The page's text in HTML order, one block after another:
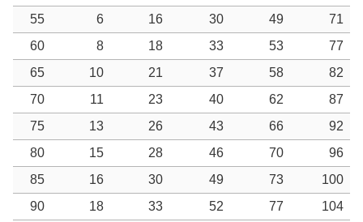
55
6 16 30 49
71
60
8 18 33 53
77
65
10 21 37 58
82
70
11 23 40 62
87
75
13 26 43 66
92
80
15 28 46 70
96
85
16 30 49 73
100
90
18 33 52 77
104